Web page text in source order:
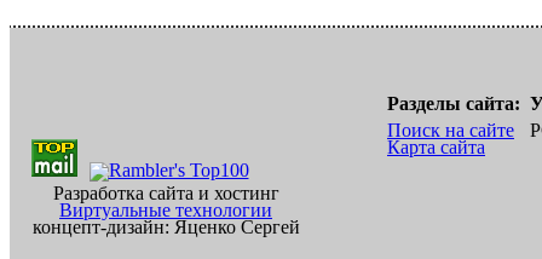
Разработка сайта и хостинг
Виртуальные технологии
концепт-дизайн: Яценко Сергей
Разделы сайта:
Поиск на сайте
Карта сайта